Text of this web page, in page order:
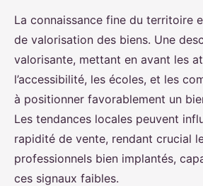
La connaissance fine du territoire
de valorisation des biens. Une
valorisante, mettant en avant les
l’accessibilité, les écoles, et les
à positionner favorablement un
Les tendances locales peuvent
rapidité de vente, rendant crucial
professionnels bien implantés,
ces signaux faibles.